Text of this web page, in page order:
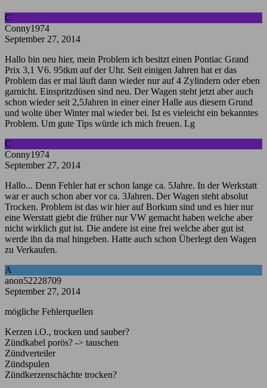
C
Conny1974
September 27, 2014
Hallo bin neu hier, mein Problem ich besitzt einen Pontiac Grand
Prix 3,1 V6. 95tkm auf der Uhr. Seit einigen Jahren hat er das
Problem das er mal läuft dann wieder nur auf 4 Zylindern oder eben
garnicht. Einspritzdüsen sind neu. Der Wagen steht jetzt aber auch
schon wieder seit 2,5Jahren in einer einer Halle aus diesem Grund
und wolte über Winter mal wieder bei. Ist es vieleicht ein bekanntes
Problem. Um gute Tips würde ich mich freuen. Lg
C
Conny1974
September 27, 2014
Hallo... Denn Fehler hat er schon lange ca. 5Jahre. In der Werkstatt
war er auch schon aber vor ca. 3Jahren. Der Wagen steht absolut
Trocken. Problem ist das wir hier auf Borkum sind und es hier nur
eine Werstatt giebt die früher nur VW gemacht haben welche aber
nicht wirklich gut ist. Die andere ist eine frei welche aber gut ist
werde ihn da mal hingeben. Hatte auch schon Überlegt den Wagen
zu Verkaufen.
A
anon52228709
September 27, 2014
mögliche Fehlerquellen
Kerzen i.O., trocken und sauber?
Zündkabel porös? -> tauschen
Zündverteiler
Zündspulen
Zündkerzenschächte trocken?